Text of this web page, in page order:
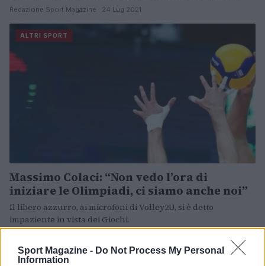
Sport Magazine - Do Not Process My Personal
Information
Redazione Sport Magazine · 24 Lug 2021
ALTRI SPORT
Massimo Colaci: “Non vedo l’ora di
iniziare le Olimpiadi, ci siamo anche noi”
Il libero azzurro, ai microfoni di Volley2U, si è detto
impaziente in vista dei Giochi.